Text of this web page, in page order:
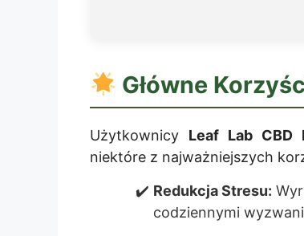
Główne
Użytkownicy Leaf Lab CBD
niektóre z najważniejszych
Redukcja Stresu:
codziennymi